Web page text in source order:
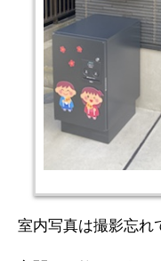
室内写真は撮影忘れ